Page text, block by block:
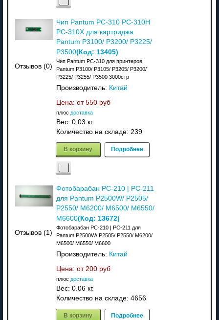
Отзывов (0)
Чип Pantum PC-310 PC-310H
PC-310X для картриджа
Pantum P3100/ P3200/ P3225/
P3500(Код: 13405)
Чип Pantum PC-310 для принтеров
Pantum P3100/ P3105/ P3205/ P3200/
P3225/ P3255/ P3500 3000стр
Производитель: Китай
Цена: от 550 руб
плюс доставка
Вес: 0.03 кг.
Количество на складе: 239
В корзину Подробнее
Отзывов (1)
Фотобарабан PC-210 | PC-211
для Pantum P2500W/ P2505/
P2550/ M6200/ M6500/ M6550/
M6600(Код: 13672)
Фотобарабан PC-210 | PC-211 для
Pantum P2500W/ P2505/ P2550/ M6200/
M6500/ M6550/ M6600
Производитель: Китай
Цена: от 200 руб
плюс доставка
Вес: 0.06 кг.
Количество на складе: 4656
В корзину Подробнее